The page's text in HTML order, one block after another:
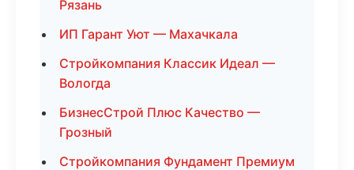
Рязань
ИП Гарант Уют — Махачкала
Стройкомпания Классик Идеал —
Вологда
БизнесСтрой Плюс Качество —
Грозный
Стройкомпания Фундамент Премиум